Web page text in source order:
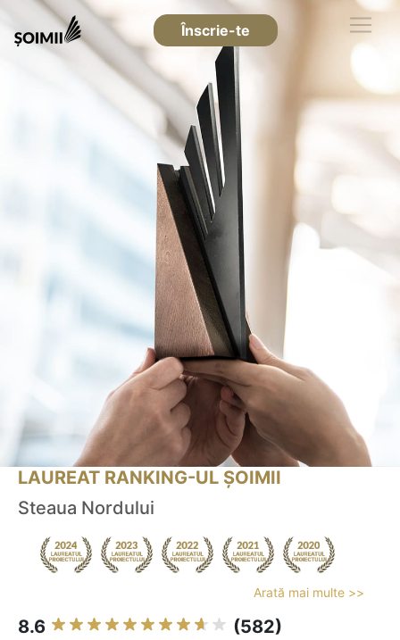
Înscrie-te
LAUREAT RANKING-UL ȘOIMII
Steaua Nordului
Arată mai multe >>
8.6 (582)